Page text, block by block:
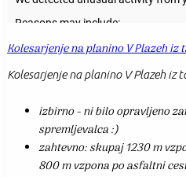
Kolesarjenje na planino V Plazeh
Kolesarjenje na planino V Plazeh iz
izbirno - ni bilo opravljeno
spremljevalca :)
zahtevno: skupaj 1230 m
800 m vzpona po asfaltni